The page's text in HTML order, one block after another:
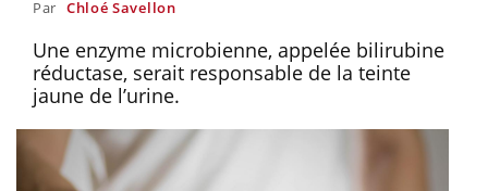
Par Chloé Savellon
Une enzyme microbienne, appelée bilirubine
réductase, serait responsable de la teinte
jaune de l’urine.